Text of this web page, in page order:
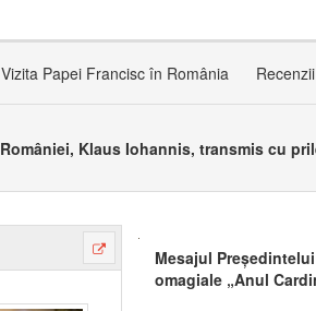
Vizita Papei Francisc în România
Mesajul
omagiale „Anul